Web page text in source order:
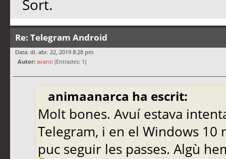
Sort.
Re: Telegram Android
Data: dl. abr. 22, 2019 8:28 pm
Autor: avanti (Entrades: 1)
animaanarca ha escrit:
Molt bones. Avuí estava
Telegram, i en el Windows
puc seguir les passes. Algù